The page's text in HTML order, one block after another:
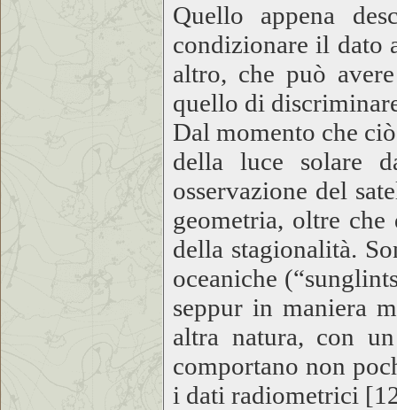
Quello appena
condizionare il dato
altro, che può
quello di
Dal momento che
della luce solare
osservazione del
geometria, oltre
della stagionalità.
oceaniche
seppur in maniera
altra natura, con
comportano non
i dati radiometrici